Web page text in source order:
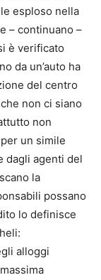
esploso nella
– continuano –
è verificato
da un’auto ha
del centro
non ci siano
non
un simile
dagli agenti del
la
possano
lo definisce
alloggi